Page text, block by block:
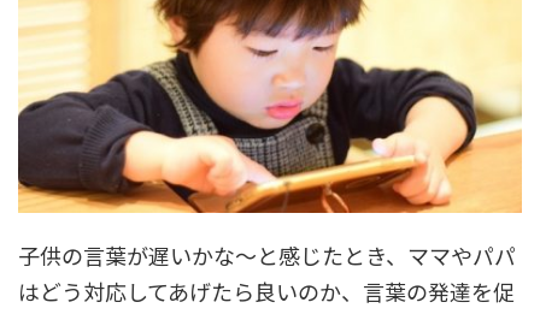
子供の言葉が遅いかな～と感じたとき、ママやパパ
はどう対応してあげたら良いのか、言葉の発達を促